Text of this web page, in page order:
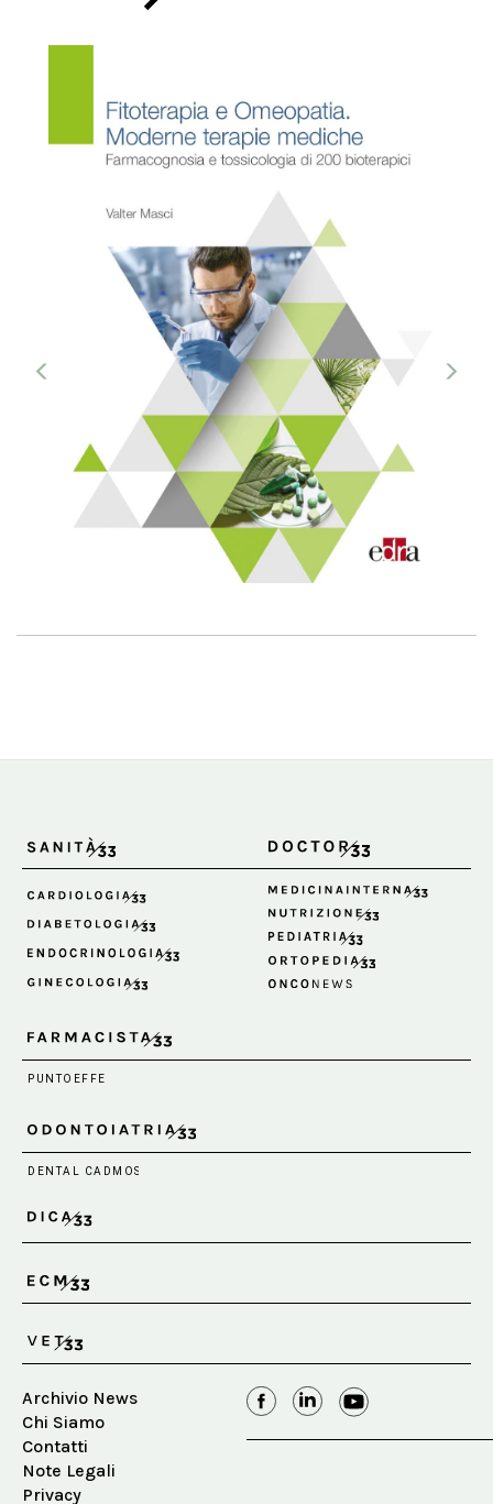
Archivio News
Chi Siamo
Contatti
Note Legali
Privacy